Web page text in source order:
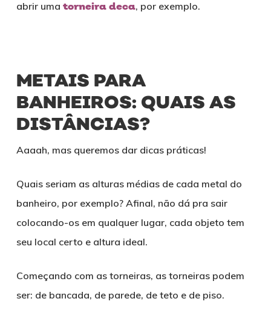
abrir uma torneira deca, por exemplo.
METAIS PARA
BANHEIROS: QUAIS AS
DISTÂNCIAS?
Aaaah, mas queremos dar dicas práticas!
Quais seriam as alturas médias de cada metal do
banheiro, por exemplo? Afinal, não dá pra sair
colocando-os em qualquer lugar, cada objeto tem
seu local certo e altura ideal.
Começando com as torneiras, as torneiras podem
ser: de bancada, de parede, de teto e de piso.